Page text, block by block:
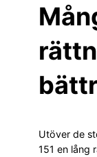
Utöver de
151 en lång